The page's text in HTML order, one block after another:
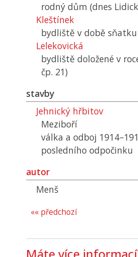
rodný dům (dnes
Kleštínek
bydliště v době sňatku
Lelekovická
bydliště doložené v
čp. 21)
stavby
Jehnický hřbitov
Meziboří
válka a odboj
posledního odpočinku
autor
Menš
«« předchozí